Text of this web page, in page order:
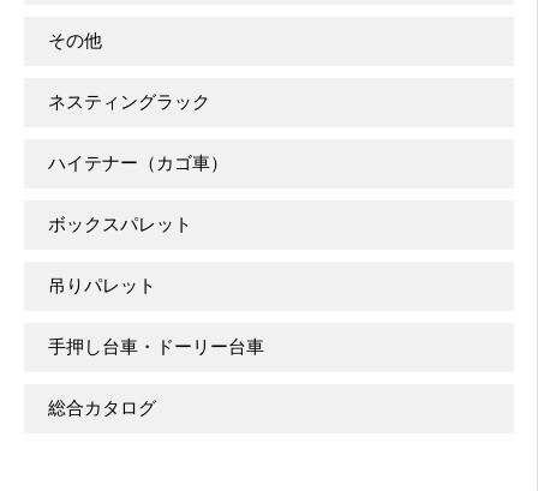
その他
ネスティングラック
ハイテナー（カゴ車）
ボックスパレット
吊りパレット
手押し台車・ドーリー台車
総合カタログ